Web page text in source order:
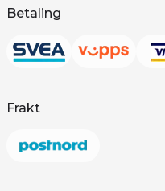
Betaling
Frakt